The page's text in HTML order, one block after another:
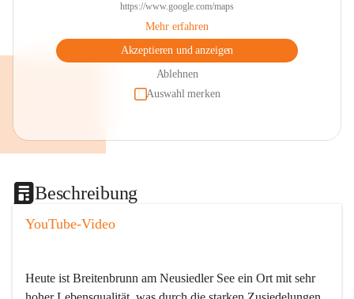
https://www.google.com/maps
Mehr erfahren
Akzeptieren und anzeigen
Ablehnen
Auswahl merken
Beschreibung
YouTube-Video
Heute ist Breitenbrunn am Neusiedler See ein Ort mit sehr